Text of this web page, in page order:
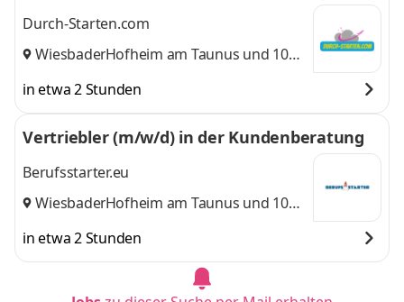
Durch-Starten.com
Wiesbaden,
Hofheim am Taunus und 10
in etwa 2 Stunden
Vertriebler (m/w/d) in der Kundenberatung
Berufsstarter.eu
Wiesbaden,
Hofheim am Taunus und 10
in etwa 2 Stunden